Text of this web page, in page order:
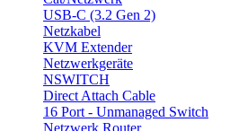
USB-C (3.2 Gen 2)
Netzkabel
KVM Extender
Netzwerkgeräte
NSWITCH
Direct Attach Cable
16 Port - Unmanaged Switch
Netzwerk Router